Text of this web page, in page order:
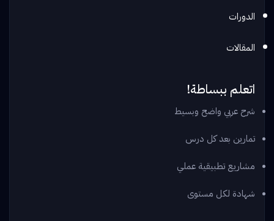
الدورات
المقالات
اتعلم ببساطة!
شرح عربي واضح وبسيط
تمارين بعد كل درس
مشاريع تطبيقية عملي
شهادة لكل مستوى